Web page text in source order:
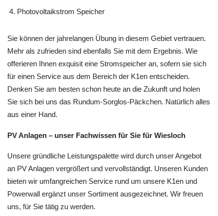
Photovoltaikstrom Speicher
Sie können der jahrelangen Übung in diesem Gebiet vertrauen.
Mehr als zufrieden sind ebenfalls Sie mit dem Ergebnis. Wie
offerieren Ihnen exquisit eine Stromspeicher an, sofern sie sich
für einen Service aus dem Bereich der K1en entscheiden.
Denken Sie am besten schon heute an die Zukunft und holen
Sie sich bei uns das Rundum-Sorglos-Päckchen. Natürlich alles
aus einer Hand.
PV Anlagen – unser Fachwissen für Sie für Wiesloch
Unsere gründliche Leistungspalette wird durch unser Angebot
an PV Anlagen vergrößert und vervollständigt. Unseren Kunden
bieten wir umfangreichen Service rund um unsere K1en und
Powerwall ergänzt unser Sortiment ausgezeichnet. Wir freuen
uns, für Sie tätig zu werden.